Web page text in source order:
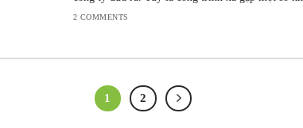
2 COMMENTS
1 2